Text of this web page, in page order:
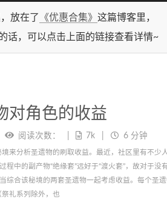
放在了 《优惠合集》 这篇博客里，
话，可以点击上面的链接查看详情~
对角色的收益
阅读次数： 7k 6 分钟
来分析圣遗物的刷取收益。最近，社区里有不少
程中的副产物“绝缘套”远好于“渡火套”，故对于没
综合该秘境的两套圣遗物一起考虑收益。每个圣
礼系列除外，也